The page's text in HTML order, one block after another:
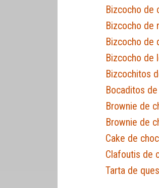
Bizcocho de
Bizcocho de
Bizcocho de
Bizcocho de
Bizcochitos
Bocaditos
Brownie de
Brownie de
Cake de
Clafoutis de
Tarta de